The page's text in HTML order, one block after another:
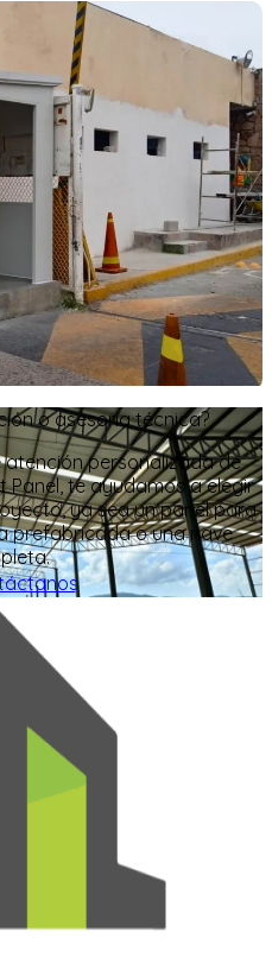
o asesoría técnica?
personalizada de
Panel, te ayudamos a elegir
ya sea un panel para
prefabricada o una nave